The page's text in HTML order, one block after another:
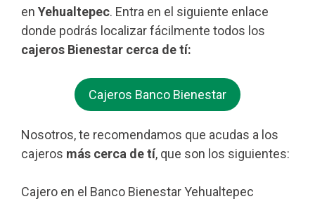
en Yehualtepec. Entra en el siguiente enlace
donde podrás localizar fácilmente todos los
cajeros Bienestar cerca de tí:
Cajeros Banco Bienestar
Nosotros, te recomendamos que acudas a los
cajeros más cerca de tí, que son los siguientes:
Cajero en el Banco Bienestar Yehualtepec